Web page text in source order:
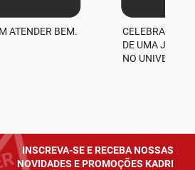
ATENDER BEM.
CELEBRAMOS
DE UMA
NO UNIVERSO
INSCREVA-SE E RECEBA NOSSAS
NOVIDADES E PROMOÇÕES KADRI